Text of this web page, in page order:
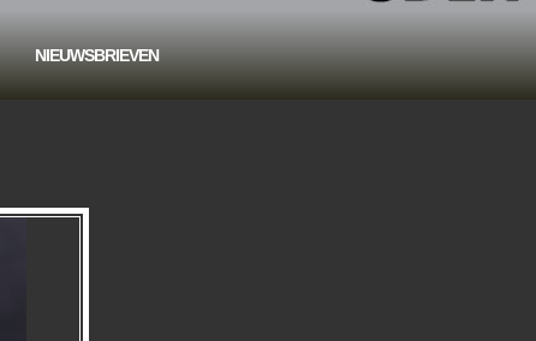
NIEUWSBRIEVEN